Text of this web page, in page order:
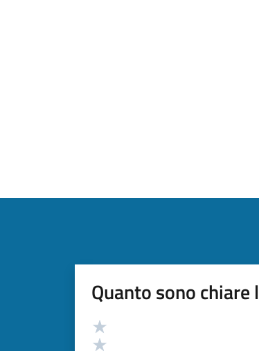
Quanto sono
Valutazione